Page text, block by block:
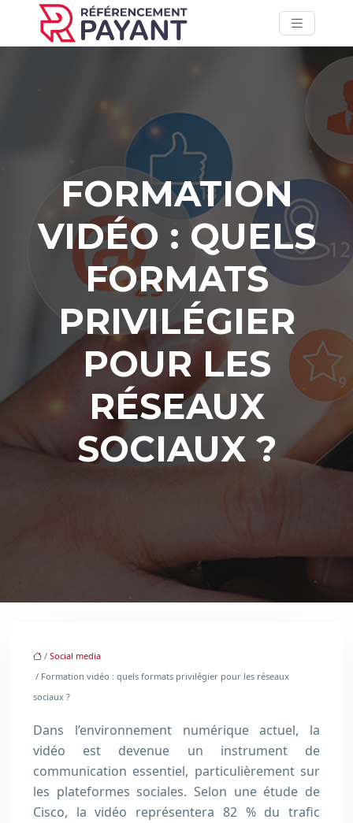
FORMATION
VIDÉO : QUELS
FORMATS
PRIVILÉGIER
POUR LES
RÉSEAUX
SOCIAUX ?
/ Social media
/ Formation vidéo : quels formats privilégier pour les réseaux
sociaux ?
Dans l’environnement numérique actuel, la
vidéo est devenue un instrument de
communication essentiel, particulièrement sur
les plateformes sociales. Selon une étude de
Cisco, la vidéo représentera 82 % du trafic